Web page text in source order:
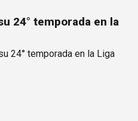
24° temporada en la